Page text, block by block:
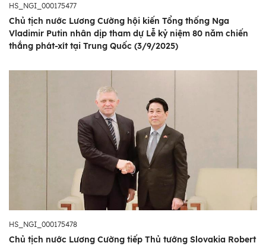
HS_NGI_000175477
Chủ tịch nước Lương Cường hội kiến Tổng thống Nga
Vladimir Putin nhân dịp tham dự Lễ kỷ niệm 80 năm chiến
thắng phát-xít tại Trung Quốc (3/9/2025)
HS_NGI_000175478
Chủ tịch nước Lương Cường tiếp Thủ tướng Slovakia Robert